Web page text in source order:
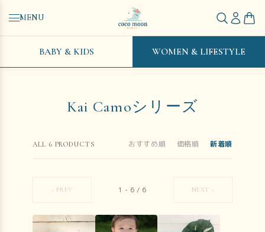
MENU
BABY & KIDS WOMEN & LIFESTYLE
Kai Camoシリーズ
ALL 6 PRODUCTS おすすめ順 価格順 新着順
< PREV 1 - 6 / 6 NEXT >